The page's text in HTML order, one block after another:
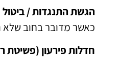
הגשת התנגדות / ביטול
כאשר מדובר בחוב שלא
חדלות פירעון (פשיטת